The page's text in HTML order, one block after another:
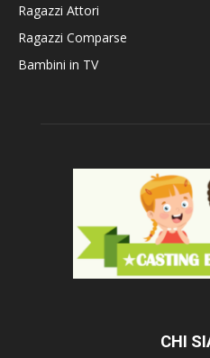
Ragazzi Attori
Ragazzi Comparse
Bambini in TV
CHI